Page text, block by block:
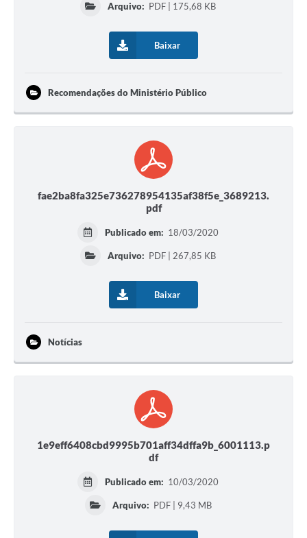
Arquivo: PDF | 175,68 KB
Baixar
Recomendações do Ministério Público
fae2ba8fa325e736278954135af38f5e_3689213.
pdf
Publicado em: 18/03/2020
Arquivo: PDF | 267,85 KB
Baixar
Notícias
1e9eff6408cbd9995b701aff34dffa9b_6001113.p
df
Publicado em: 10/03/2020
Arquivo: PDF | 9,43 MB